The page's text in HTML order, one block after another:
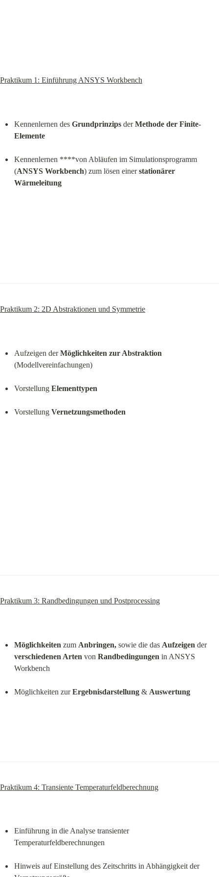
Praktikum 1: Einführung ANSYS Workbench
Kennenlernen des Grundprinzips der Methode der Finite-
Elemente
Kennenlernen ****von Abläufen im Simulationsprogramm
(ANSYS Workbench) zum lösen einer stationärer
Wärmeleitung
Praktikum 2: 2D Abstraktionen und Symmetrie
Aufzeigen der Möglichkeiten zur Abstraktion
(Modellvereinfachungen)
Vorstellung Elementtypen
Vorstellung Vernetzungsmethoden
Praktikum 3: Randbedingungen und Postprocessing
Möglichkeiten zum Anbringen, sowie die das Aufzeigen
der
verschiedenen Arten von Randbedingungen in ANSYS
Workbench
Möglichkeiten zur Ergebnisdarstellung & Auswertung
Praktikum 4: Transiente Temperaturfeldberechnung
Einführung in die Analyse transienter
Temperaturfeldberechnungen
Hinweis auf Einstellung des Zeitschritts in Abhängigkeit der